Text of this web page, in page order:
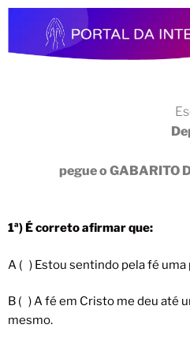
pegue o GABARITO
1ª) É correto afirmar que:
A ( ) Estou sentindo pela fé
B ( ) A fé em Cristo me deu até
mesmo.